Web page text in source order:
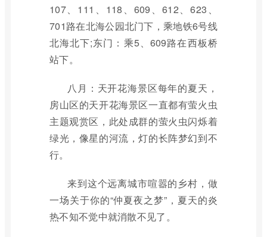
107、111、118、609、612、623、
701路在北海公园北门下，乘地铁6号线
北海北下;东门：乘5、609路在西板桥
站下。
八月：天开花海景区每年的夏天，
房山区的天开花海景区一直都有萤火虫
主题观赏区，此处成群的萤火虫闪烁着
绿光，像星的河流，灯的长阵梦幻到不
行。
来到这个远离城市喧嚣的乡村，做
一场关于你的“仲夏夜之梦”，夏天的炎
热不知不觉中就消散不见了。